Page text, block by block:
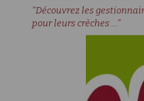
"Découvrez les
pour leurs crèches ..."